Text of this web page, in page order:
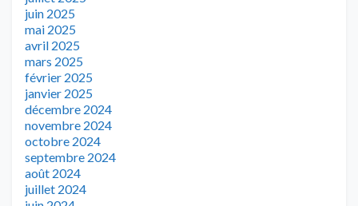
juin 2025
mai 2025
avril 2025
mars 2025
février 2025
janvier 2025
décembre 2024
novembre 2024
octobre 2024
septembre 2024
août 2024
juillet 2024